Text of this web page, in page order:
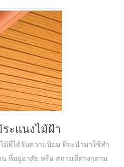
ะแนงไม้ฝ้า
ม้ที่ได้รับความนิยม ที่จะนำมาใช้ทำ
น ที่อยู่อาศัย หรือ สถานที่ต่างๆตาม